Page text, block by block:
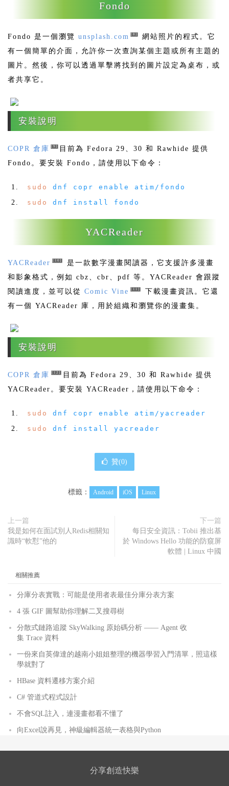
Fondo
Fondo 是一個瀏覽 unsplash.com [8]
網站照片的程式。它
有一個簡單的介面，允許你一次查詢某個主題或所有主題的
圖片。然後，你可以透過單擊將找到的圖片設定為桌布，或
者共享它。
安裝說明
COPR 倉庫 [9]
目前為 Fedora 29、30 和 Rawhide 提供
Fondo。要安裝 Fondo，請使用以下命令：
sudo dnf copr enable atim / fondo
sudo
dnf install fondo
YACReader
YACReader [10]
是一款數字漫畫閱讀器，它支援許多漫畫
和影象格式，例如 cbz、cbr、pdf 等。YACReader 會跟蹤
閱讀進度，並可以從 Comic Vine [11]
下載漫畫資訊。它還
有一個 YACReader 庫，用於組織和瀏覽你的漫畫集。
安裝說明
COPR 倉庫 [12]
目前為 Fedora 29、30 和 Rawhide 提供
YACReader。要安裝 YACReader，請使用以下命令：
sudo dnf copr enable atim / yacreader
sudo
dnf install yacreader
贊(0)
標籤： Android iOS Linux
上一篇
我是如何在面試別人Redis相關知
識時“軟懟”他的
下一篇
每日安全資訊：Tobii 推出基
於 Windows Hello 功能的防窺屏
軟體 | Linux 中國
相關推薦
分庫分表實戰：可能是使用者表最佳分庫分表方案
4 張 GIF 圖幫助你理解二叉搜尋樹
分散式鏈路追蹤 SkyWalking 原始碼分析 —— Agent 收
集 Trace 資料
一份來自英偉達的越南小姐姐整理的機器學習入門清單，照這樣
學就對了
HBase 資料遷移方案介紹
C# 管道式程式設計
不會SQL註入，連漫畫都看不懂了
向Excel說再見，神級編輯器統一表格與Python
分享創造快樂